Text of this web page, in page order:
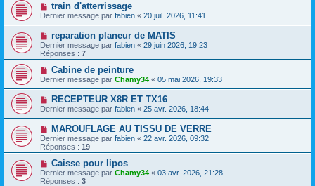
train d'atterrissage
Dernier message par fabien « 20 juil. 2026, 11:41
reparation planeur de MATIS
Dernier message par fabien « 29 juin 2026, 19:23
Réponses : 7
Cabine de peinture
Dernier message par Chamy34 « 05 mai 2026, 19:33
RECEPTEUR X8R ET TX16
Dernier message par fabien « 25 avr. 2026, 18:44
MAROUFLAGE AU TISSU DE VERRE
Dernier message par fabien « 22 avr. 2026, 09:32
Réponses : 19
Caisse pour lipos
Dernier message par Chamy34 « 03 avr. 2026, 21:28
Réponses : 3